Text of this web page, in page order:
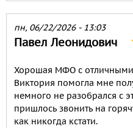
пн, 06/22/2026 - 13:03
Павел Леонидович
Хорошая МФО с
Виктория помогла мне
немного не разобрался с
пришлось звонить на
как никогда кстати.